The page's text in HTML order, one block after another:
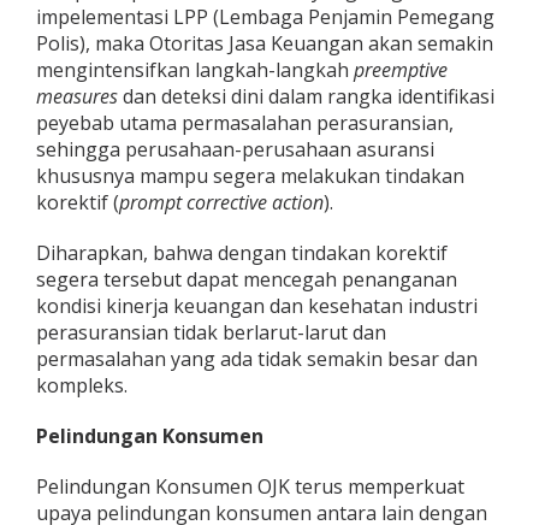
impelementasi LPP (Lembaga Penjamin Pemegang
Polis), maka Otoritas Jasa Keuangan akan semakin
mengintensifkan langkah-langkah preemptive
measuresdan deteksi dini dalam rangka identifikasi
peyebab utama permasalahan perasuransian,
sehingga perusahaan-perusahaan asuransi
khususnya mampu segera melakukan tindakan
korektif (prompt corrective action).
Diharapkan, bahwa dengan tindakan korektif
segera tersebut dapat mencegah penanganan
kondisi kinerja keuangan dan kesehatan industri
perasuransian tidak berlarut-larut dan
permasalahan yang ada tidak semakin besar dan
kompleks.
Pelindungan Konsumen
Pelindungan Konsumen OJK terus memperkuat
upaya pelindungan konsumen antara lain dengan